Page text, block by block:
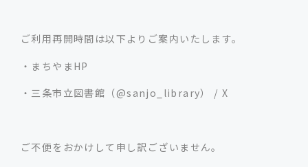
ご利用再開時間は以下よりご案内いたします。
・まちやまHP
・ 三条市立図書館（@sanjo_library） / X
ご不便をおかけして申し訳ございません。